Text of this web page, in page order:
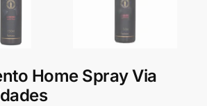
Home Spray Via